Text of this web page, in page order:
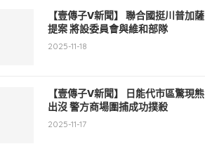
【壹傳子V新聞】 聯合國挺川普加薩
提案 將設委員會與維和部隊
2025-11-18
【壹傳子V新聞】 日能代市區驚現熊
出沒 警方商場圍捕成功撲殺
2025-11-17